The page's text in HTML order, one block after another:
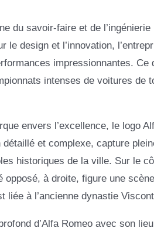
du savoir-faire et de
design et l’innovation,
impressionnantes. Ce
intenses de voitures de
envers l’excellence, le logo
et complexe, capture
historiques de la ville. Sur le
à droite, figure une
à l’ancienne dynastie
d’Alfa Romeo avec son